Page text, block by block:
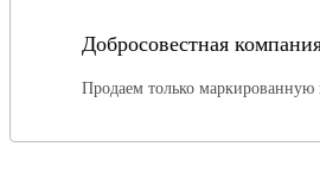
Добросовестная
Продаем только